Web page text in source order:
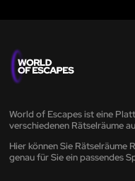
World of Escapes ist eine
verschiedenen Rätselräume
Hier können Sie Rätselräume
genau für Sie ein passendes